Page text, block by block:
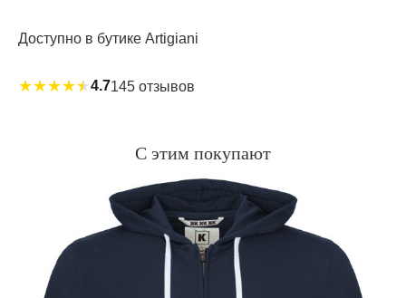
Доступно в бутике Artigiani
★★★★★4.7145 отзывов
С этим покупают